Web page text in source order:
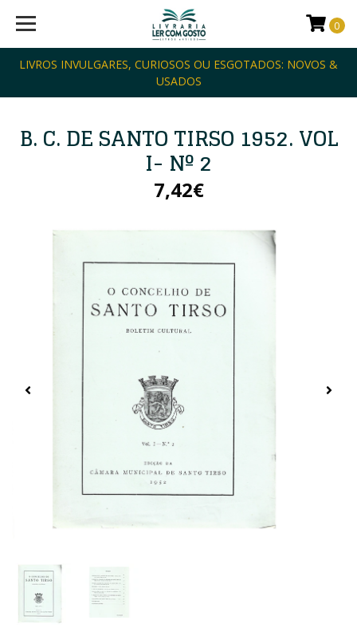
LIVROS INVULGARES, CURIOSOS OU ESGOTADOS: NOVOS &
USADOS
0
B. C. DE SANTO TIRSO 1952. VOL
I- Nº 2
7,42€